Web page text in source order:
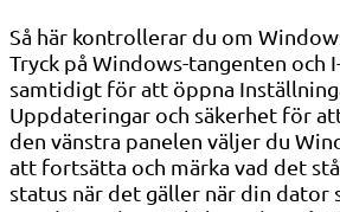
Så här kontrollerar du om
Tryck på Windows-tangenten och
samtidigt för att öppna
Uppdateringar och säkerhet för
den vänstra panelen väljer du
att fortsätta och märka vad det
status när det gäller när din dator